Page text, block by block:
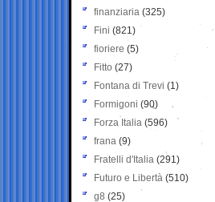
finanziaria (325)
Fini (821)
fioriere (5)
Fitto (27)
Fontana di Trevi (1)
Formigoni (90)
Forza Italia (596)
frana (9)
Fratelli d'Italia (291)
Futuro e Libertà (510)
g8 (25)